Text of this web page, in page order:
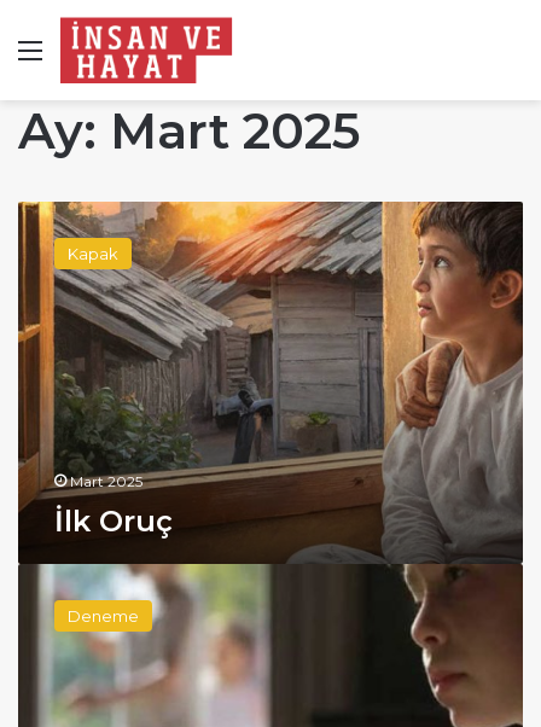
Menü
Ay: Mart 2025
İlk
Oruç
Kapak
Mart 2025
İlk Oruç
Merhamet
Deneme